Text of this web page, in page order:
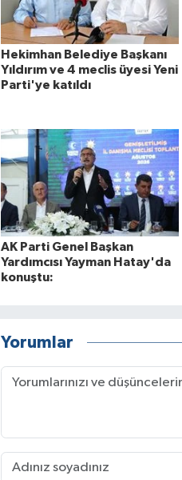
Hekimhan Belediye Başkanı
Yıldırım ve 4 meclis üyesi Yeni
Parti'ye katıldı
AK Parti Genel Başkan
Yardımcısı Yayman Hatay'da
konuştu:
Yorumlar